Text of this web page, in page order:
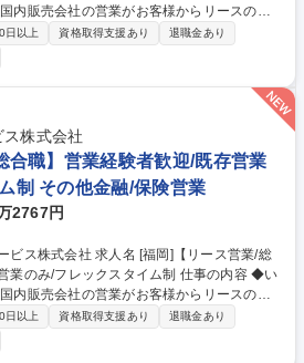
内販売会社の営業がお客様からリースのニ
商談のサポート及び手続きをお任せいたしま
車販売会社を訪問し、販売会社からお客様先
社から紹介いただく商談を進めていきます。
お客様は本当に欲しいと思っているものを
ループ会社との協業のため、メンテナンス
務内容変更の範囲）当社業務全般 募集職
営業経験者歓迎/既存営業のみ/フレックス
日以上 資格取得支援あり
退職金あり
株式会社
合職】営業経験者歓迎/既存営業
制 その他金融/保険営業
2767円
名 [福岡]【リース営業/総
レックスタイム制 仕事の内容 ◆い
内販売会社の営業がお客様からリースのニ
商談のサポート及び手続きをお任せいたしま
車販売会社を訪問し、販売会社からお客様先
日以上 資格取得支援あり
退職金あり